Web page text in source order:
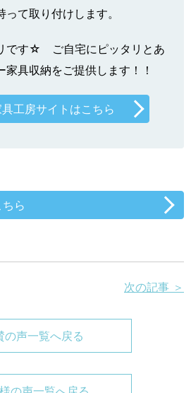
て取り付けします。
です☆ ご自宅にピッタリとあ
家具収納をご提供します！！
工房サイトはこちら
ら
次の記事 ＞
の声一覧へ戻る